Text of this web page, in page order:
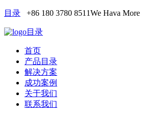
目录 +86 180 3780 8511We Hava More
目录
首页
产品目录
解决方案
成功案例
关于我们
联系我们